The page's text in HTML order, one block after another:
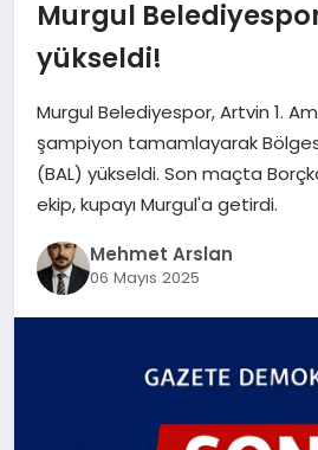
EKONOMI
MAGAZIN
SAĞLIK
Murgul
yükseldi!
Murgul Belediyespor, Artvin 1.
şampiyon tamamlayarak
(BAL) yükseldi. Son maçta
ekip, kupayı Murgul'a getirdi.
Mehmet Arslan
06 Mayıs 2025